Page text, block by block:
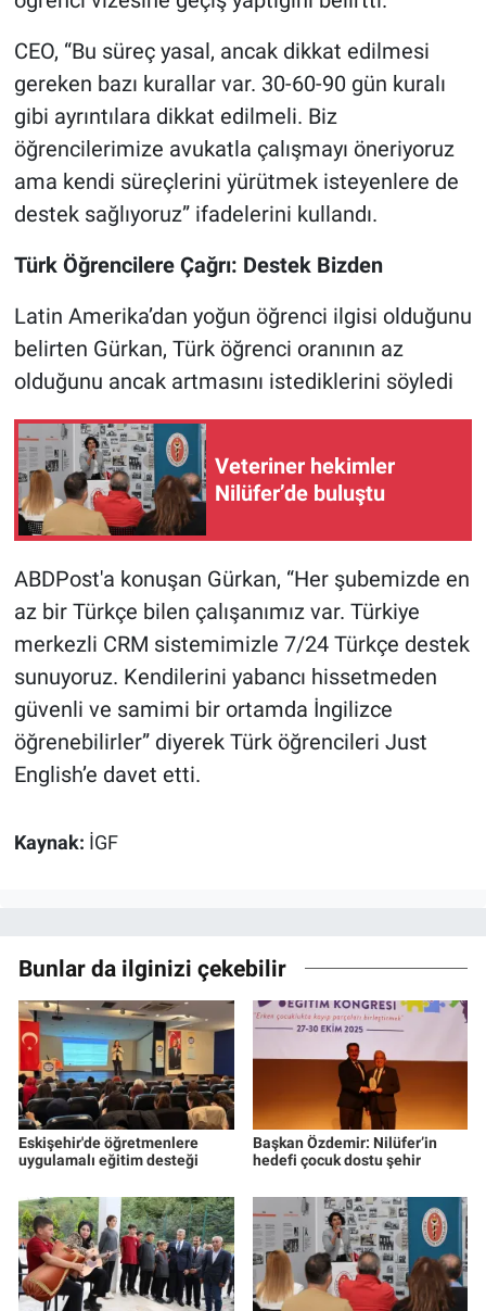
CEO, “Bu süreç yasal, ancak dikkat edilmesi
gereken bazı kurallar var. 30-60-90 gün kuralı
gibi ayrıntılara dikkat edilmeli. Biz
öğrencilerimize avukatla çalışmayı öneriyoruz
ama kendi süreçlerini yürütmek isteyenlere de
destek sağlıyoruz” ifadelerini kullandı.
Türk Öğrencilere Çağrı: Destek Bizden
Latin Amerika’dan yoğun öğrenci ilgisi olduğunu
belirten Gürkan, Türk öğrenci oranının az
olduğunu ancak artmasını istediklerini söyledi
Veteriner hekimler
Nilüfer’de buluştu
ABDPost'a konuşan Gürkan, “Her şubemizde en
az bir Türkçe bilen çalışanımız var. Türkiye
merkezli CRM sistemimizle 7/24 Türkçe destek
sunuyoruz. Kendilerini yabancı hissetmeden
güvenli ve samimi bir ortamda İngilizce
öğrenebilirler” diyerek Türk öğrencileri Just
English’e davet etti.
Kaynak: İGF
Bunlar da ilginizi çekebilir
Eskişehir'de öğretmenlere
uygulamalı eğitim desteği
Başkan Özdemir: Nilüfer’in
hedefi çocuk dostu şehir